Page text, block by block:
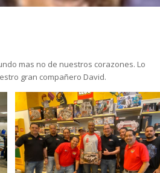
mas no de nuestros corazones. Lo
gran compañero David.